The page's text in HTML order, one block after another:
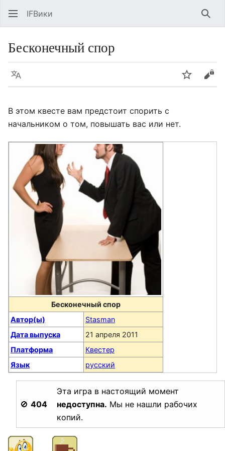
IFВики
Бесконечный спор
Язык Следить
В этом квесте вам предстоит спорить с
начальником о том, повышать вас или нет.
Бесконечный спор
Автор(ы)
Stasman
Дата выпуска
21 апреля 2011
Платформа
Квестер
Язык
русский
🚫 404
Эта игра в настоящий момент
недоступна. Мы не нашли рабочих
копий.